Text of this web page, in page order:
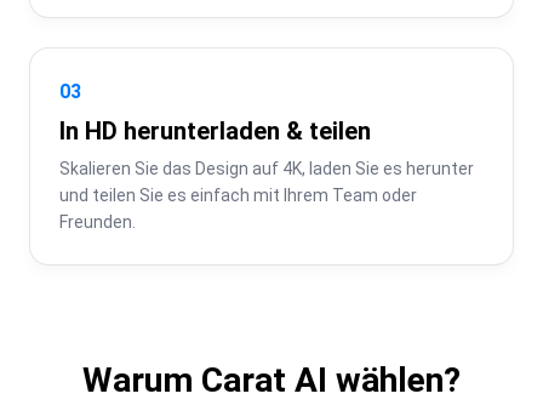
03
In HD herunterladen & teilen
Skalieren Sie das Design auf 4K, laden Sie es herunter
und teilen Sie es einfach mit Ihrem Team oder
Freunden.
Warum Carat AI wählen?